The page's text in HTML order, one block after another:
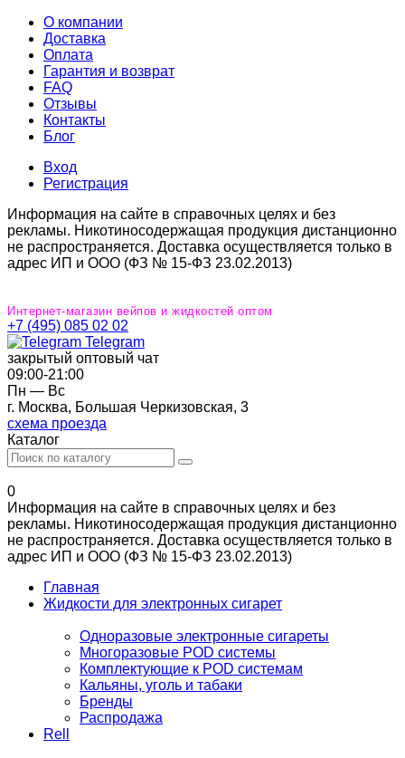
О компании
Доставка
Оплата
Гарантия и возврат
FAQ
Отзывы
Контакты
Блог
Вход
Регистрация
Информация на сайте в справочных целях и без
рекламы. Никотиносодержащая продукция дистанционно
не распространяется. Доставка осуществляется только в
адрес ИП и ООО (ФЗ № 15-ФЗ 23.02.2013)
Интернет-магазин вейпов и жидкостей оптом
+7 (495) 085 02 02
Telegram
закрытый оптовый чат
09:00‐21:00
Пн — Вс
г. Москва, Большая Черкизовская, 3
схема проезда
Каталог
0
Информация на сайте в справочных целях и без
рекламы. Никотиносодержащая продукция дистанционно
не распространяется. Доставка осуществляется только в
адрес ИП и ООО (ФЗ № 15-ФЗ 23.02.2013)
Главная
Жидкости для электронных сигарет
Одноразовые электронные сигареты
Многоразовые POD системы
Комплектующие к POD системам
Кальяны, уголь и табаки
Бренды
Распродажа
Rell